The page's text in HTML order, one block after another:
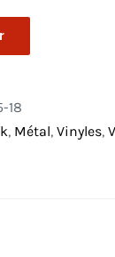
18
, Métal, Vinyles,